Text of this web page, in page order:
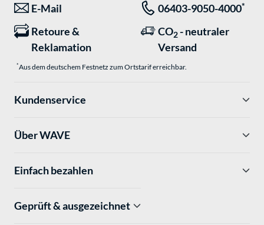
E-Mail 06403-9050-4000*
Retoure &
Reklamation
CO2 - neutraler
Versand
*Aus dem deutschem Festnetz zum Ortstarif erreichbar.
Kundenservice
Über WAVE
Einfach bezahlen
Geprüft & ausgezeichnet